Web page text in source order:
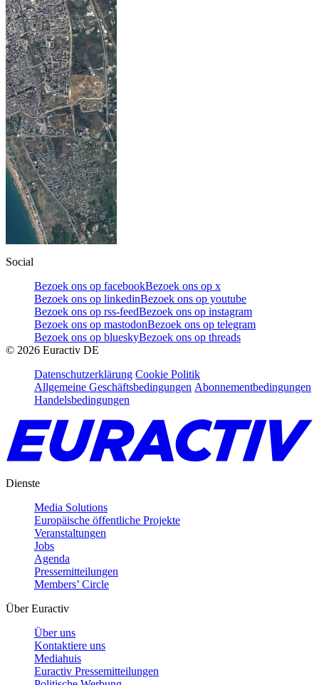
Social
Bezoek ons op facebookBezoek ons op x
Bezoek ons op linkedinBezoek ons op youtube
Bezoek ons op rss-feedBezoek ons op instagram
Bezoek ons op mastodonBezoek ons op telegram
Bezoek ons op blueskyBezoek ons op threads
© 2026 Euractiv DE
Datenschutzerklärung Cookie Politik
Allgemeine Geschäftsbedingungen Abonnementbedingungen
Handelsbedingungen
Dienste
Media Solutions
Europäische öffentliche Projekte
Veranstaltungen
Jobs
Agenda
Pressemitteilungen
Members’ Circle
Über Euractiv
Über uns
Kontaktiere uns
Mediahuis
Euractiv Pressemitteilungen